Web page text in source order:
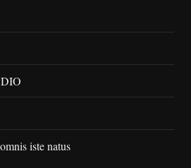
iste natus